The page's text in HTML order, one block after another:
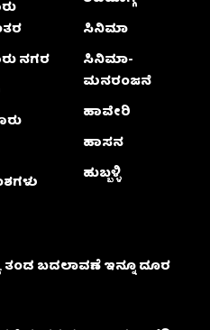
ನಗರ
ಸಿನಿಮಾ
ಸಿನಿಮಾ-
ಮನರಂಜನೆ
ಹಾವೇರಿ
ಹಾಸನ
ಹುಬ್ಬಳ್ಳಿ
ತಂಡ ಬದಲಾವಣೆ ಇನ್ನೂ ದೂರ